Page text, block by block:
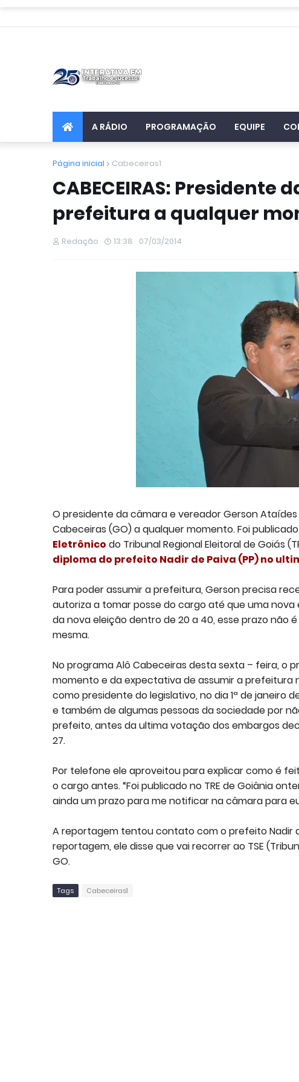
A RÁDIO PROGRAMAÇÃO EQUIPE
Página inicial Cabeceiras1
CABECEIRAS:
prefeitura a qualquer
Redação 13:38 07/03/2014
O presidente da câmara e vereador Gerson
Cabeceiras (GO) a qualquer momento. Foi
Eletrônico do Tribunal Regional Eleitoral de Goiás
diploma do prefeito Nadir de Paiva (PP) no
Para poder assumir a prefeitura, Gerson precisa
autoriza a tomar posse do cargo até que uma nova
da nova eleição dentro de 20 a 40, esse prazo não
mesma.
No programa Alô Cabeceiras desta sexta – feira, o
momento e da expectativa de assumir a prefeitura
como presidente do legislativo, no dia 1ª de janeiro
e também de algumas pessoas da sociedade por
prefeito, antes da ultima votação dos embargos
27.
Por telefone ele aproveitou para explicar como é
o cargo antes. “Foi publicado no TRE de Goiânia
ainda um prazo para me notificar na câmara para
A reportagem tentou contato com o prefeito Nadir
reportagem, ele disse que vai recorrer ao TSE
GO.
Tags Cabeceiras1